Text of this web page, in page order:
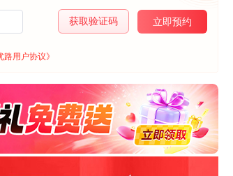
获取验证码 立即预约
路用户协议》